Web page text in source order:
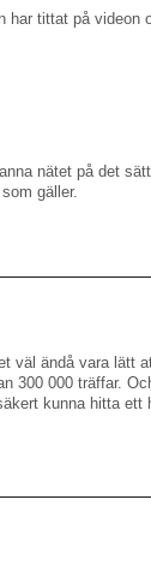
har tittat på videon
nätet på det
gäller.
väl ändå vara lätt
300 000 träffar.
kunna hitta ett